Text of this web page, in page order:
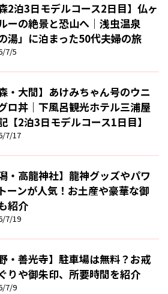
森2泊3日モデルコース2日目】仏ヶ
ーの絶景と恐山へ｜浅虫温泉
の湯」に泊まった50代夫婦の旅
7/5
森・大間】あけみちゃん号のウニ
ロ丼｜下風呂観光ホテル三浦屋
【2泊3日モデルコース1日目】
7/17
潟・高龍神社】龍神グッズやパワ
ーンが人気！お土産や豪華な御
紹介
7/19
野・善光寺】駐車場は無料？お戒
りや御朱印、所要時間を紹介
7/9